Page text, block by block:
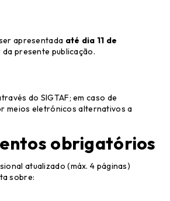
apresentada até dia 11 de
da presente publicação.
do SIGTAF; em caso de
meios eletrónicos alternativos a
obrigatórios
atualizado (máx. 4 páginas)
sobre: